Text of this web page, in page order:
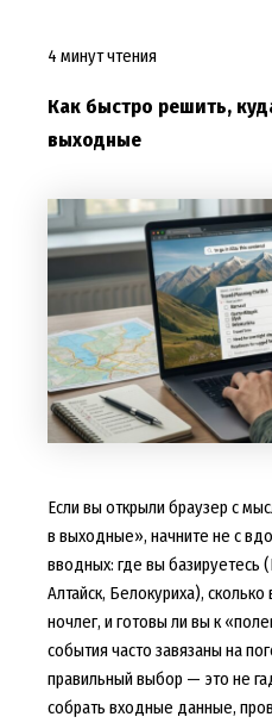
4 минут чтения
Как быстро решить,
выходные
Если вы открыли браузер с
в выходные», начните не с
вводных: где вы базируетесь
Алтайск, Белокуриха),
ночлег, и готовы ли вы к
события часто завязаны на
правильный выбор — это не
собрать входные данные,